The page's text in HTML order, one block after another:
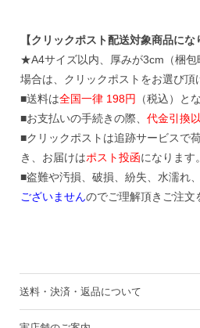
【クリックポスト配送対象商品にな
★A4サイズ以内、厚みが3cm（梱包
場合は、クリックポストをお選び頂
■送料は全国一律 198円
（税込）と
■お支払いの手続きの際、 代金引換
■クリックポストは追跡サービスで
き、お届けはポスト投函になります。
■盗難や汚損、破損、紛失、水濡れ
ございませんのでご理解頂きご注文
送料・決済・返品について